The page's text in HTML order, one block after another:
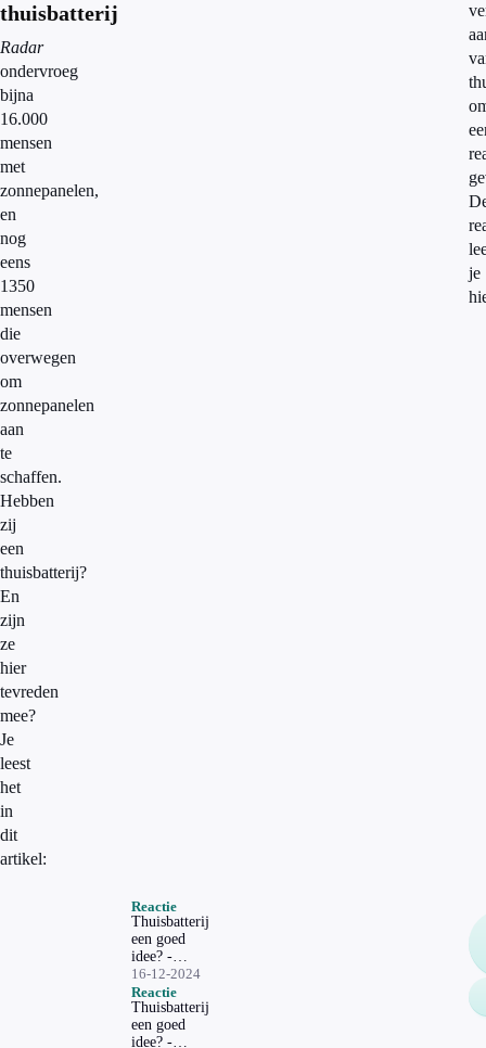
thuisbatterij
Radar
ondervroeg
bijna
16.000
mensen
met
zonnepanelen,
en
nog
eens
1350
mensen
die
overwegen
om
zonnepanelen
aan
te
schaffen.
Hebben
zij
een
thuisbatterij?
En
zijn
ze
hier
tevreden
mee?
Je
leest
het
in
dit
artikel:
je
Reactie
Thuisbatterij
een goed
idee? -
Reactie
Solar
Evolution
16-12-2024
Reactie
Thuisbatterij
een goed
idee? -